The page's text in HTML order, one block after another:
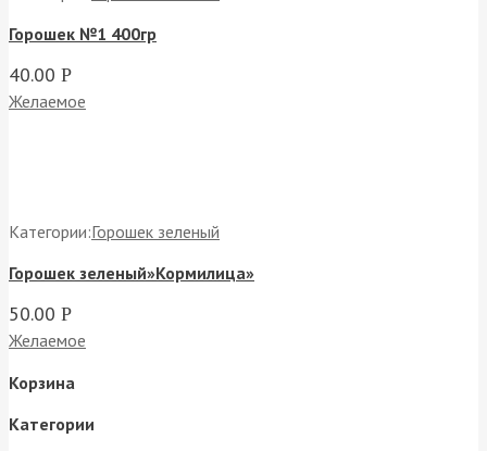
Горошек №1 400гр
40.00 Р
Желаемое
Категории:Горошек зеленый
Горошек зеленый»Кормилица»
50.00 Р
Желаемое
Корзина
Категории